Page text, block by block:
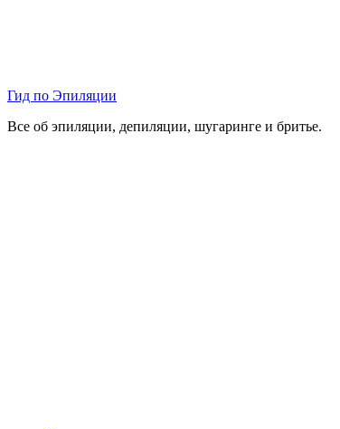
Гид по Эпиляции
Все об эпиляции, депиляции, шугаринге и бритье.